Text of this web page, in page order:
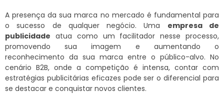
A presença da sua marca no mercado é fundamental para
o sucesso de qualquer negócio. Uma empresa de
publicidade atua como um facilitador nesse processo,
promovendo sua imagem e aumentando o
reconhecimento da sua marca entre o público-alvo. No
cenário B2B, onde a competição é intensa, contar com
estratégias publicitárias eficazes pode ser o diferencial para
se destacar e conquistar novos clientes.